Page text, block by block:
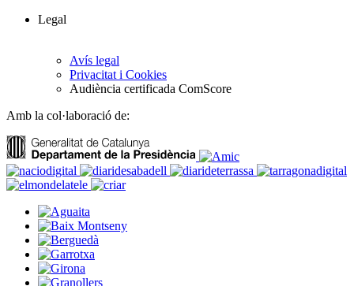
Legal
Avís legal
Privacitat i Cookies
Audiència certificada ComScore
Amb la col·laboració de: